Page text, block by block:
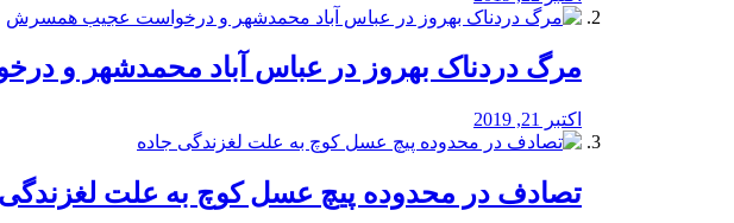
مرگ دردناک بهروز در عباس آباد محمدشهر و
اکتبر 21, 2019
تصادف در محدوده پیچ عسل کوچ به علت